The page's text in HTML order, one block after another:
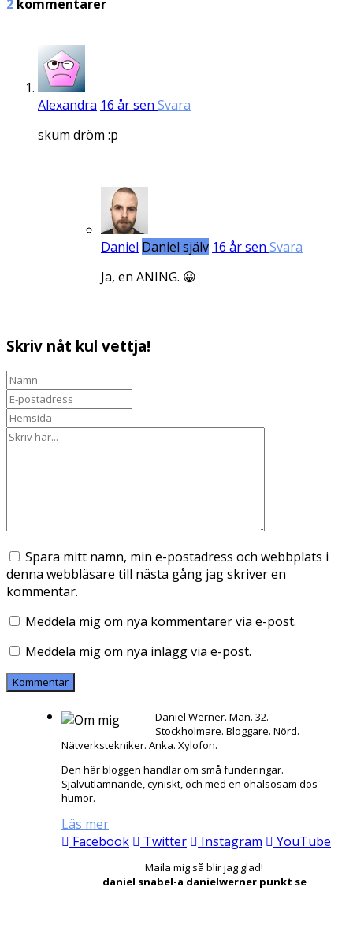
2 kommentarer
Alexandra 16 år sen Svara
skum dröm :p
Daniel Daniel själv 16 år sen Svara
Ja, en ANING. 😀
Skriv nåt kul vettja!
Spara mitt namn, min e-postadress och webbplats i
denna webbläsare till nästa gång jag skriver en
kommentar.
Meddela mig om nya kommentarer via e-post.
Meddela mig om nya inlägg via e-post.
Daniel Werner. Man. 32.
Stockholmare. Bloggare. Nörd.
Nätverkstekniker. Anka. Xylofon.
Den här bloggen handlar om små funderingar.
Självutlämnande, cyniskt, och med en ohälsosam dos
humor.
Läs mer
Facebook
Twitter Instagram YouTube
Maila mig så blir jag glad!
daniel snabel-a danielwerner punkt se